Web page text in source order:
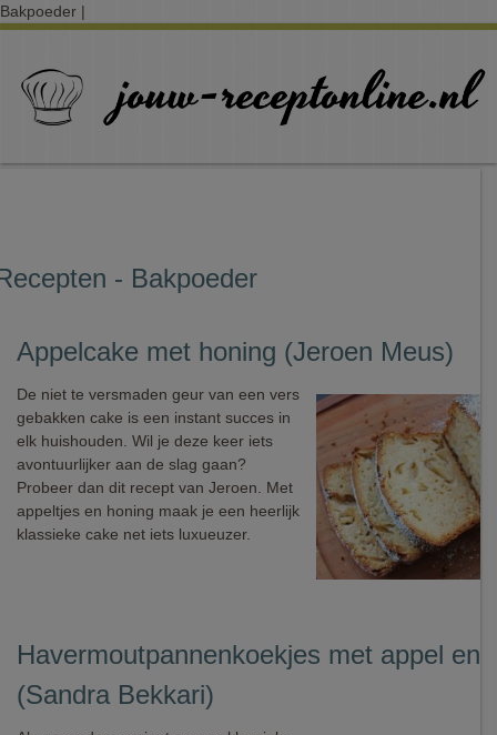
Bakpoeder |
- Bakpoeder
Appelcake met honing (Jeroen Meus)
De niet te versmaden geur van een vers
gebakken cake is een instant succes in
elk huishouden. Wil je deze keer iets
avontuurlijker aan de slag gaan?
Probeer dan dit recept van Jeroen. Met
appeltjes en honing maak je een heerlijk
klassieke cake net iets luxueuzer.
Havermoutpannenkoekjes met appel en
(Sandra Bekkari)